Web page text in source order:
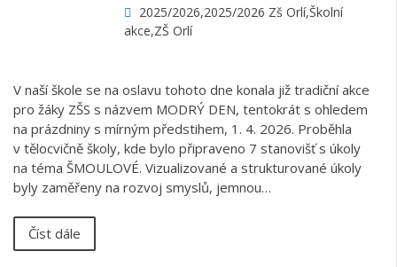
2025/2026,2025/2026 Zš Orlí,Školní
akce,ZŠ Orlí
V naší škole se na oslavu tohoto dne konala již tradiční akce
pro žáky ZŠS s názvem MODRÝ DEN, tentokrát s ohledem
na prázdniny s mírným předstihem, 1. 4. 2026. Proběhla
v tělocvičně školy, kde bylo připraveno 7 stanovišť s úkoly
na téma ŠMOULOVÉ. Vizualizované a strukturované úkoly
byly zaměřeny na rozvoj smyslů, jemnou…
Číst dále